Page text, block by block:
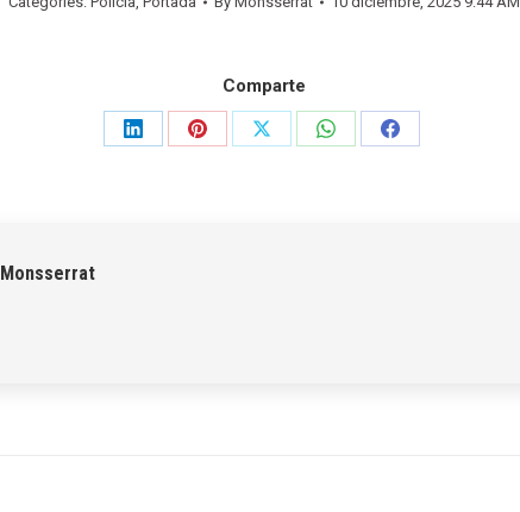
Comparte
Share
Share
Share
Share
Share
Monsserrat